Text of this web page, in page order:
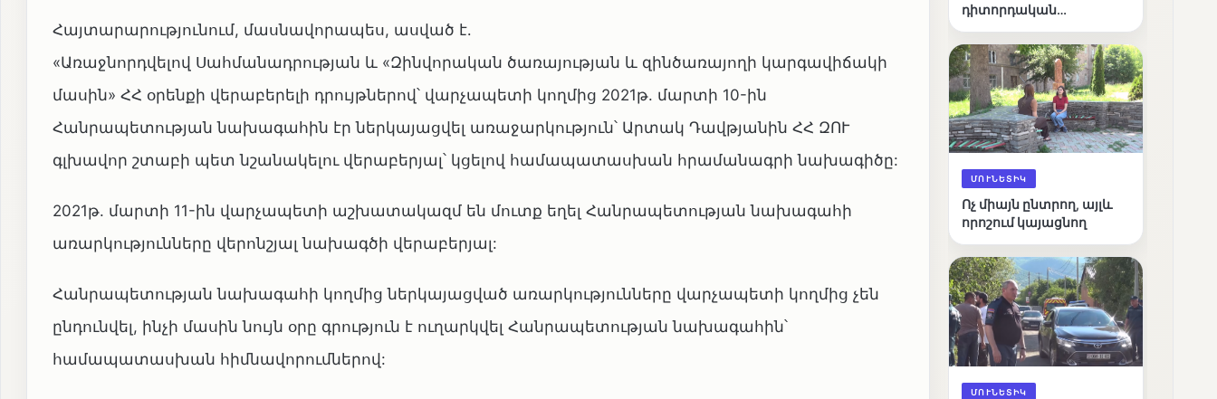
Հայտարարությունում, մասնավորապես, ասված է․
«Առաջնորդվելով Սահմանադրության և «Զինվորական ծառայության և զինծառայողի կարգավիճակի
մասին» ՀՀ օրենքի վերաբերելի դրույթներով՝ վարչապետի կողմից 2021թ. մարտի 10-ին
Հանրապետության նախագահին էր ներկայացվել առաջարկություն՝ Արտակ Դավթյանին ՀՀ ԶՈՒ
գլխավոր շտաբի պետ նշանակելու վերաբերյալ՝ կցելով համապատասխան հրամանագրի նախագիծը:
2021թ. մարտի 11-ին վարչապետի աշխատակազմ են մուտք եղել Հանրապետության նախագահի
առարկությունները վերոնշյալ նախագծի վերաբերյալ:
Հանրապետության նախագահի կողմից ներկայացված առարկությունները վարչապետի կողմից չեն
ընդունվել, ինչի մասին նույն օրը գրություն է ուղարկվել Հանրապետության նախագահին՝
համապատասխան հիմնավորումներով:
դիտորդական
արդյունքները
ՄՈՒՆԵՏԻԿ
Ոչ միայն ընտրող, այլև
որոշում կայացնող
ՄՈՒՆԵՏԻԿ